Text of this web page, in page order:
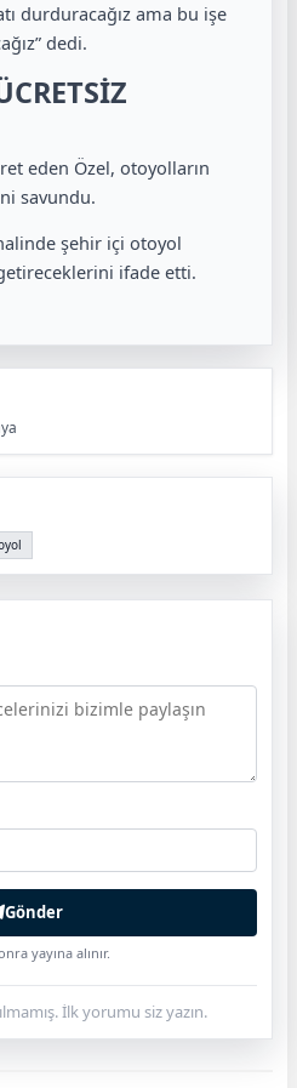
durduracağız ama bu işe
dedi.
eden Özel, otoyolların
savundu.
şehir içi otoyol
ifade etti.
Gönder
yayına alınır.
İlk yorumu siz yazın.